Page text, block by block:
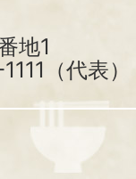
地1
（代表）